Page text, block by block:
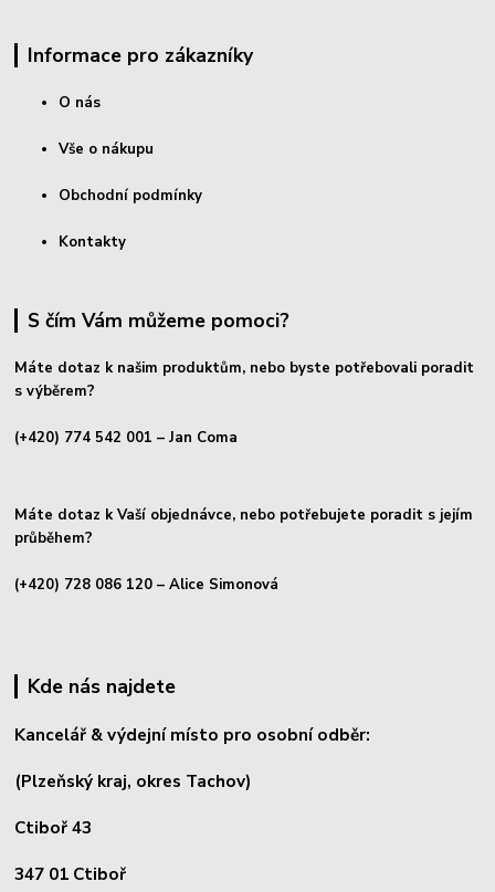
Informace pro zákazníky
O nás
Vše o nákupu
Obchodní podmínky
Kontakty
S čím Vám můžeme pomoci?
Máte dotaz k našim produktům, nebo byste potřebovali poradit
s výběrem?
(+420) 774 542 001 – Jan Coma
Máte dotaz k Vaší objednávce, nebo potřebujete poradit s jejím
průběhem?
(+420) 728 086 120 – Alice Simonová
Kde nás najdete
Kancelář & výdejní místo pro osobní odběr:
(Plzeňský kraj, okres Tachov)
Ctiboř 43
347 01 Ctiboř